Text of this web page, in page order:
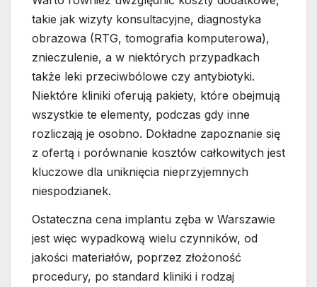
takie jak wizyty konsultacyjne, diagnostyka
obrazowa (RTG, tomografia komputerowa),
znieczulenie, a w niektórych przypadkach
także leki przeciwbólowe czy antybiotyki.
Niektóre kliniki oferują pakiety, które obejmują
wszystkie te elementy, podczas gdy inne
rozliczają je osobno. Dokładne zapoznanie się
z ofertą i porównanie kosztów całkowitych jest
kluczowe dla uniknięcia nieprzyjemnych
niespodzianek.
Ostateczna cena implantu zęba w Warszawie
jest więc wypadkową wielu czynników, od
jakości materiałów, poprzez złożoność
procedury, po standard kliniki i rodzaj